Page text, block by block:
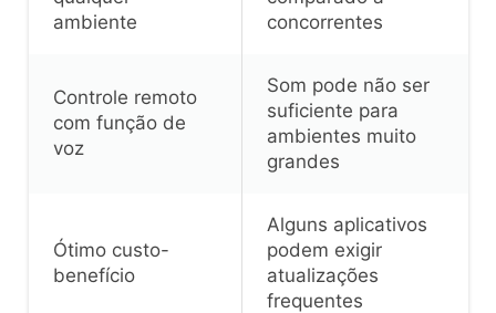
ambiente
concorrentes
Controle remoto
com função de
voz
Som pode não ser
suficiente para
ambientes muito
grandes
Ótimo custo-
benefício
Alguns aplicativos
podem exigir
atualizações
frequentes